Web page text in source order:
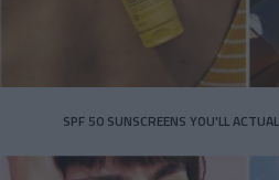
SPF 50 SUNSCREENS YOU'LL